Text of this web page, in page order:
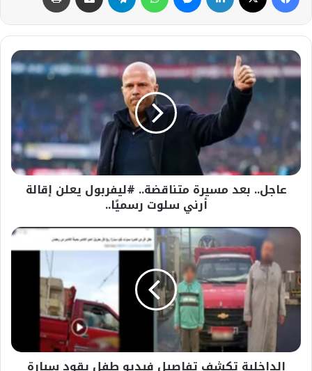
عاجل..
بعد
متناقضة..
يعلن
إقالة
أرني
سلوت
رسميًا..
عاجل.. بعد مسيرة متناقضة.. #ليفربول يعلن إقالة
أرني سلوت رسميًا..
الداخلية
تفاصيل
فيديو
طفل
يقود
سيارة
نقل
بالشرقية